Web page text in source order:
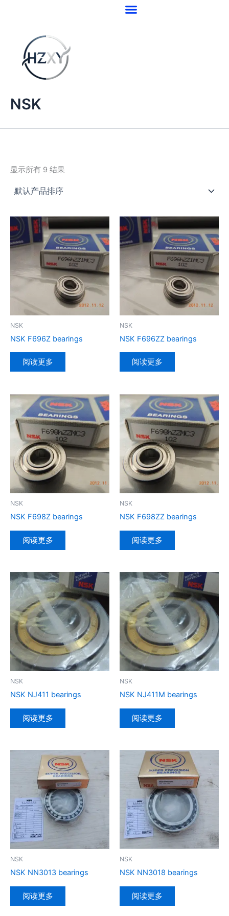
NSK
显示所有 9 结果
NSK
NSK F696Z bearings
阅读更多
NSK
NSK F696ZZ bearings
阅读更多
NSK
NSK F698Z bearings
阅读更多
NSK
NSK F698ZZ bearings
阅读更多
NSK
NSK NJ411 bearings
阅读更多
NSK
NSK NJ411M bearings
阅读更多
NSK
NSK NN3013 bearings
阅读更多
NSK
NSK NN3018 bearings
阅读更多